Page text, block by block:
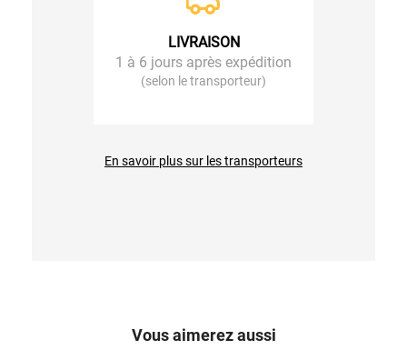
LIVRAISON
1 à 6 jours après expédition
(selon le transporteur)
En savoir plus sur les transporteurs
Vous aimerez aussi